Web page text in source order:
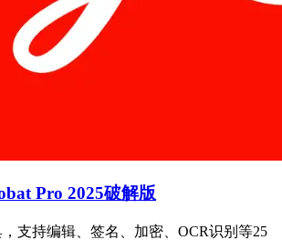
Pro 2025破解版
支持编辑、签名、加密、OCR识别等25